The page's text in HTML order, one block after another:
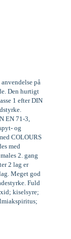
på
Den hurtigt
1 efter DIN
EN 71-3,
og
COLOURS
med
2. gang
2 lag er
Meget god
Fuld
kiselsyre;